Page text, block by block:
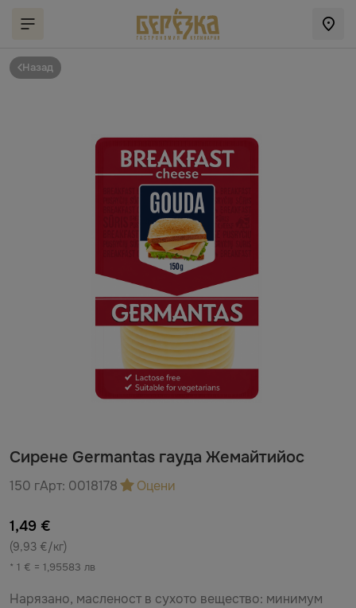
Назад
Сирене Germantas гауда Жемайтийос
150 гАрт: 0018178 Оцени
1,49 €
(9,93 €/кг)
* 1 € = 1,95583 лв
Нарязано, масленост в сухото вещество: минимум